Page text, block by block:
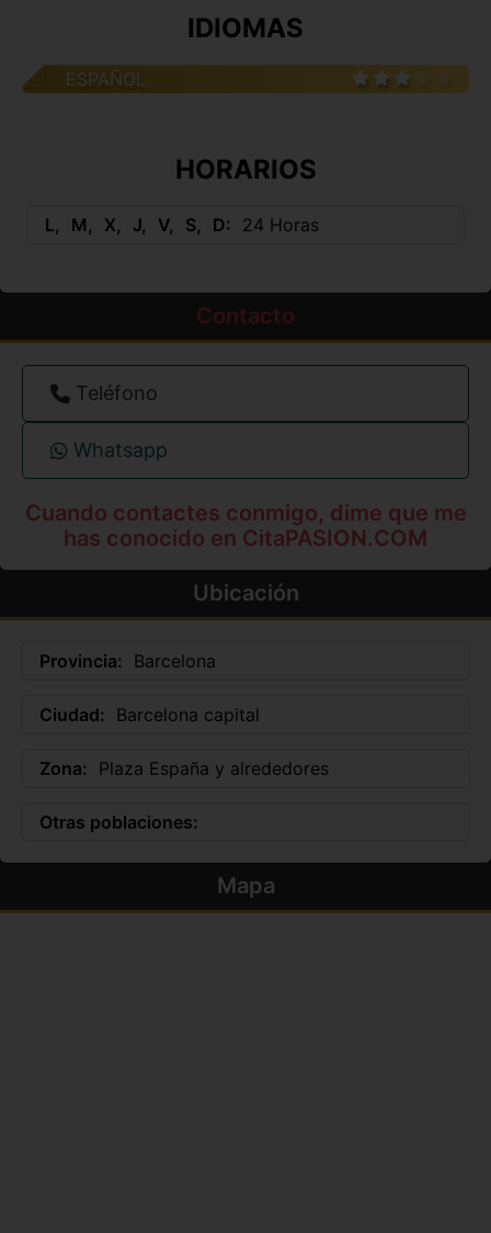
IDIOMAS
ESPAÑOL
HORARIOS
L M X J V S D 24 Horas
Contacto
Teléfono
Whatsapp
Cuando contactes conmigo, dime que me
has conocido en CitaPASION.COM
Ubicación
Provincia: Barcelona
Ciudad: Barcelona capital
Zona: Plaza España y alrededores
Otras poblaciones:
Mapa